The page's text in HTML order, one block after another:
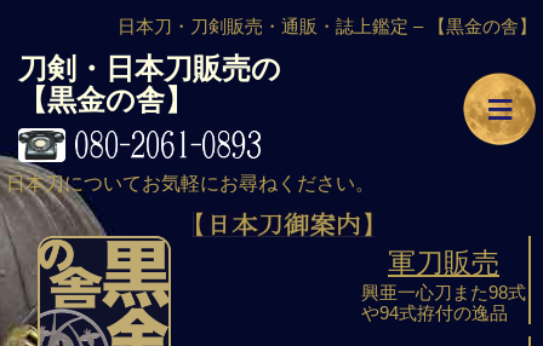
≡
日本刀・刀剣販売・通販・誌上鑑定 – 【黒金の舎】
刀剣・日本刀販売の
【黒金の舎】
日本刀についてお気軽にお尋ねください。
軍刀販売
興亜一心刀また98式
や94式拵付の逸品